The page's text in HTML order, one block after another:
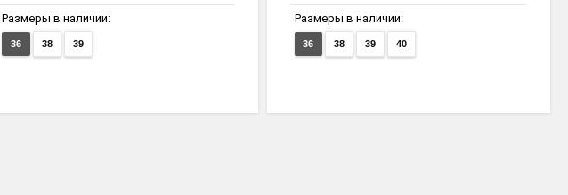
Размеры в наличии:
36 38 39
Размеры в наличии:
36 38 39 40